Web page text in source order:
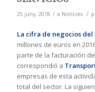
25 juny, 2018 / a Notícies /
La cifra de negocios
millones de euros en
parte de la facturación
correspondió a
empresas de esta
total del sector. La